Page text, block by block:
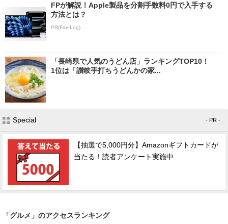
FPが解説！Apple製品を分割手数料0円で入手する
方法とは？
PR(Fav-Log)
「長崎県で人気のうどん店」ランキングTOP10！
1位は「讃岐手打ちうどんかの家...
Special - PR -
【抽選で5,000円分】Amazonギフトカードが
当たる！読者アンケート実施中
「グルメ」のアクセスランキング